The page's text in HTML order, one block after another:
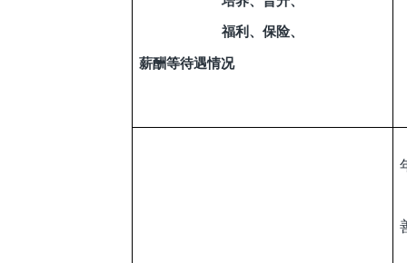
福利、保险、
薪酬等待遇情况